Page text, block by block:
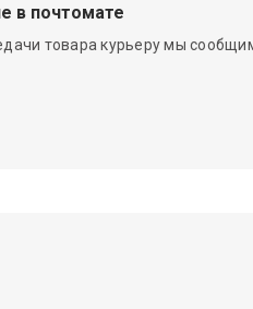
в почтомате
товара курьеру мы